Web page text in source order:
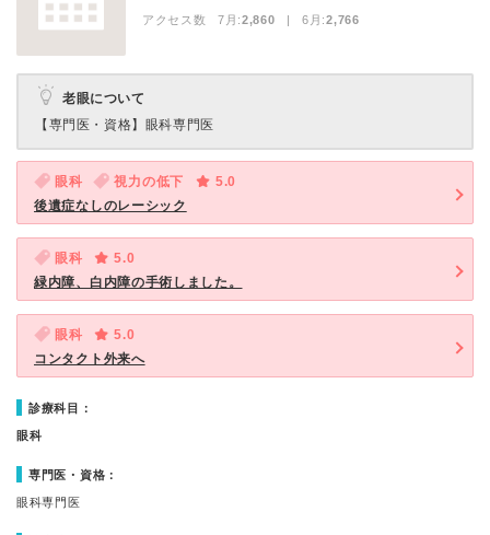
アクセス数 7月:2,860 | 6月:2,766
老眼について
【専門医・資格】 眼科専門医
眼科 視力の低下
5.0
後遺症なしのレーシック
眼科
5.0
緑内障、白内障の手術しました。
眼科
5.0
コンタクト外来へ
診療科目：
眼科
専門医・資格：
眼科専門医